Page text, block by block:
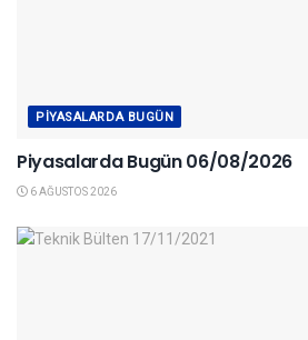
PIYASALARDA BUGÜN
Piyasalarda Bugün 06/08/2026
6 AĞUSTOS 2026